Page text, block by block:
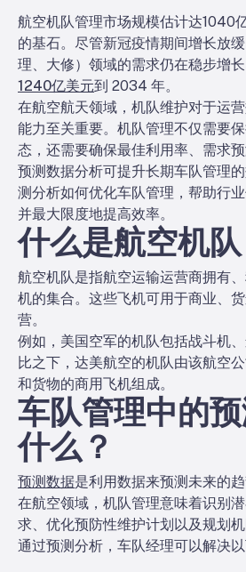
航空机队管理市场规模估计达1040
的基石。尽管新冠疫情期间增长放
理、大修）领域的需求仍在稳步增长
1240亿美元到 2034 年。
在航空航天领域，机队维护对于运
能力至关重要。机队管理不仅需要
态，还需要确保最佳利用率、需求预
预测数据分析可提升长期车队管理
测分析如何优化车队管理，帮助行
并最大限度地提高效率。
什么是航空机队
航空机队是指航空运输运营商拥有
机的集合。这些飞机可用于商业、
营。
例如，美国空军的机队包括战斗机
比之下，达美航空的机队由该航空
和货物的商用飞机组成。
车队管理中的
什么？
预测数据是利用数据来预测未来的趋
在航空领域，机队管理意味着识别
求、优化预防性维护计划以及规划机
通过预测分析，车队经理可以解决以